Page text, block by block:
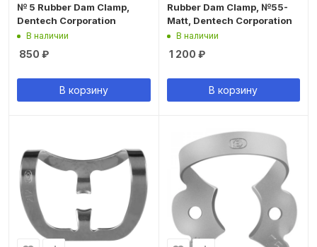
№ 5 Rubber Dam Clamp,
Dentech Corporation
В наличии
850 ₽
В корзину
Rubber Dam Clamp, №55-
Matt, Dentech Corporation
В наличии
1 200 ₽
В корзину